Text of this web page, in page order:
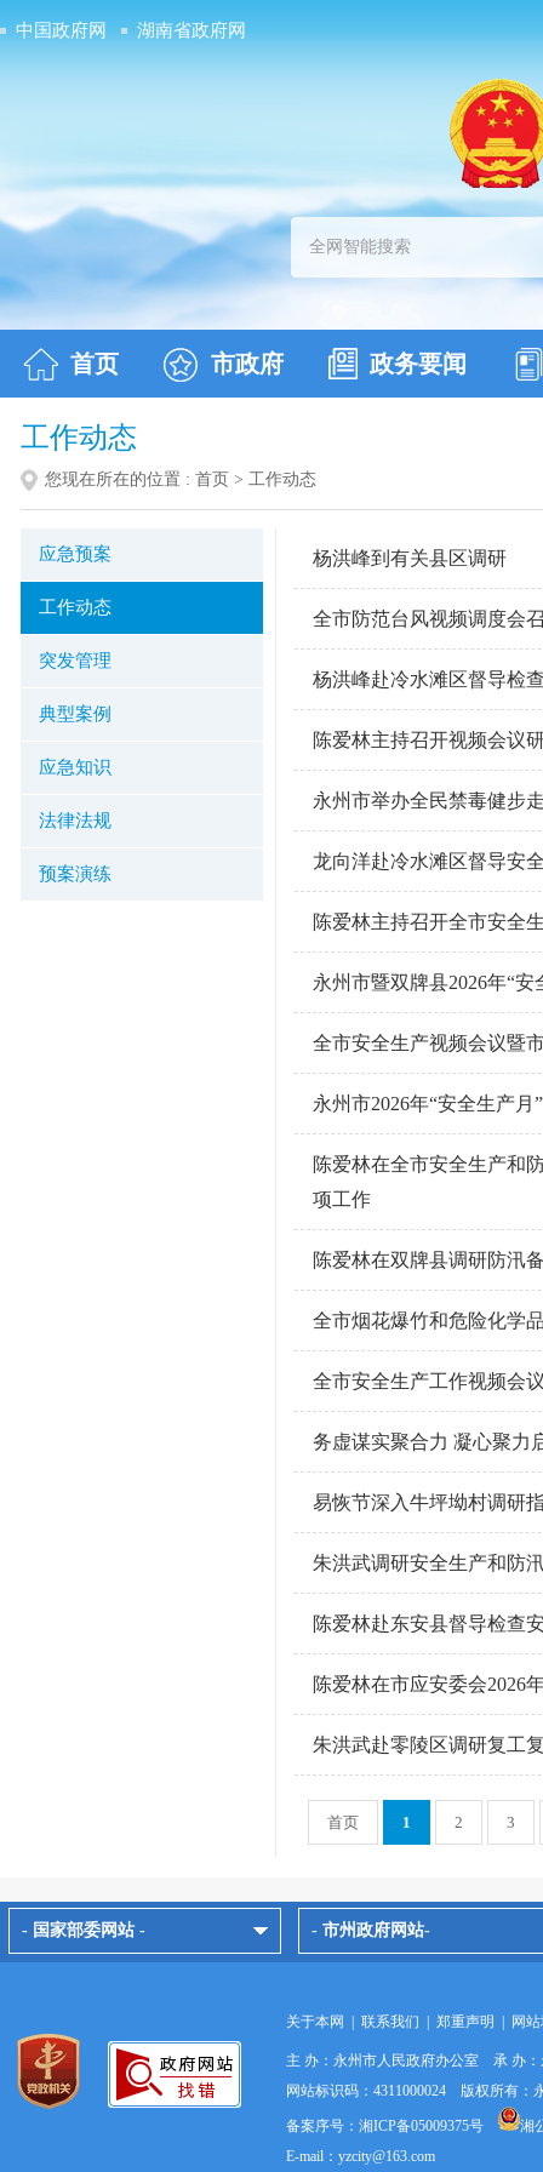
中国政府网 湖南省政府网
首页 市政府 政务要闻
工作动态
您现在所在的位置 : 首页 > 工作动态
应急预案
工作动态
突发管理
典型案例
应急知识
法律法规
预案演练
杨洪峰到有关县区调研
全市防范台风视频调度会
杨洪峰赴冷水滩区督导检
陈爱林主持召开视频会议
永州市举办全民禁毒健步
龙向洋赴冷水滩区督导安
陈爱林主持召开全市安全
永州市暨双牌县2026年“
全市安全生产视频会议暨
永州市2026年“安全生产月
陈爱林在全市安全生产和
项工作
陈爱林在双牌县调研防汛
全市烟花爆竹和危险化学
全市安全生产工作视频会
务虚谋实聚合力 凝心聚
易恢节深入牛坪坳村调研
朱洪武调研安全生产和防
陈爱林赴东安县督导检查
陈爱林在市应安委会2026
朱洪武赴零陵区调研复工
首页 1 2 3
- 国家部委网站 - - 市州政府网站-
关于本网 联系我们 郑重声明 网
主 办：永州市人民政府办公室 承 办
网站标识码：4311000024 版权所有：
备案序号：湘ICP备05009375号
湘
E-mail：yzcity@163.com